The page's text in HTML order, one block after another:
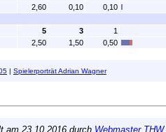
2,60 0,10 0,10
5 3 1
2,50 1,50 0,50
| Spielerporträt Adrian Wagner
am 23.10.2016 durch Webmaster